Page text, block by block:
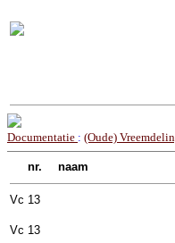
Documentatie : (Oude)
nr. naam
Vc 13
Vc 13